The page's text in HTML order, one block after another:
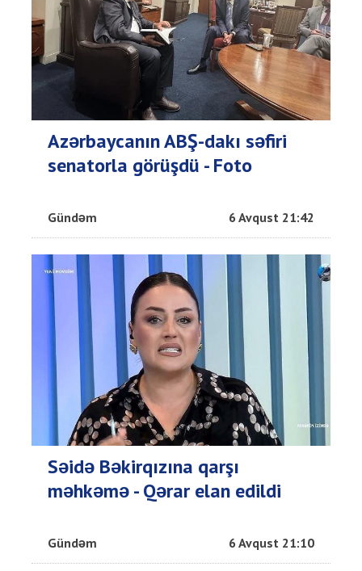
Azərbaycanın ABŞ-dakı səfiri
senatorla görüşdü - Foto
Gündəm 6 Avqust 21:42
Səidə Bəkirqızına qarşı
məhkəmə - Qərar elan edildi
Gündəm 6 Avqust 21:10